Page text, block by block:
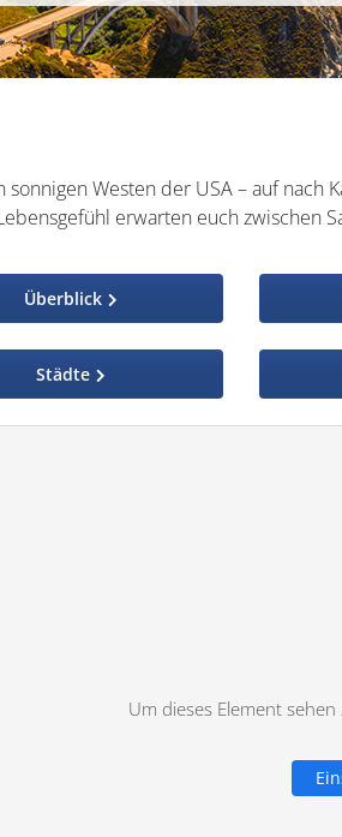
sonnigen Westen der USA – auf nach
erwarten euch zwischen
Überblick
Städte
Um dieses Element